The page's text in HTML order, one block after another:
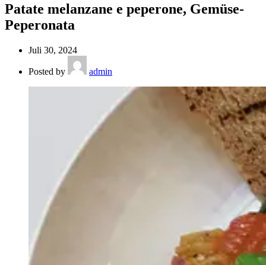
Patate melanzane e peperone, Gemüse-
Peperonata
Juli 30, 2024
Posted by admin